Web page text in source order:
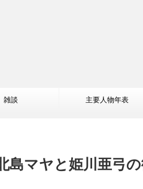
雑談 主要人物年表
島マヤと姫川亜弓